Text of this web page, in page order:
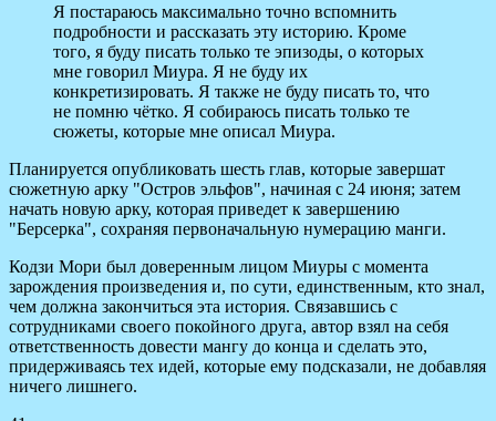
Я постараюсь максимально точно вспомнить
подробности и рассказать эту историю. Кроме
того, я буду писать только те эпизоды, о которых
мне говорил Миура. Я не буду их
конкретизировать. Я также не буду писать то, что
не помню чётко. Я собираюсь писать только те
сюжеты, которые мне описал Миура.
Планируется опубликовать шесть глав, которые завершат
сюжетную арку "Остров эльфов", начиная с 24 июня; затем
начать новую арку, которая приведет к завершению
"Берсерка", сохраняя первоначальную нумерацию манги.
Кодзи Мори был доверенным лицом Миуры с момента
зарождения произведения и, по сути, единственным, кто знал,
чем должна закончиться эта история. Связавшись с
сотрудниками своего покойного друга, автор взял на себя
ответственность довести мангу до конца и сделать это,
придерживаясь тех идей, которые ему подсказали, не добавляя
ничего лишнего.